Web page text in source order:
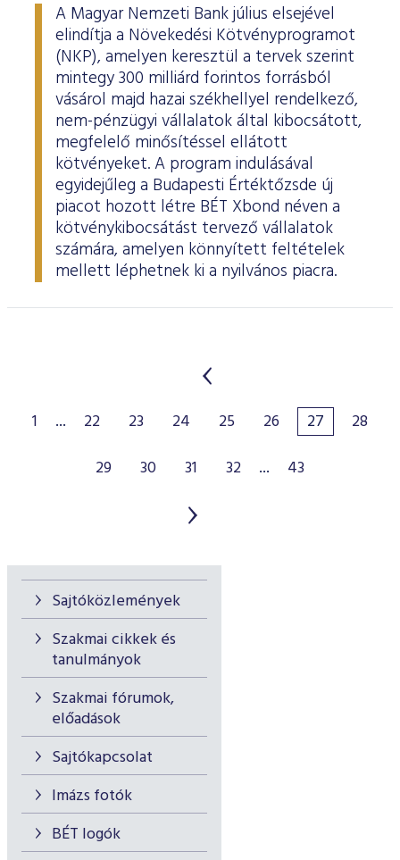
Sajtóközlemények
Szakmai cikkek és
tanulmányok
Szakmai fórumok,
előadások
Sajtókapcsolat
Imázs fotók
BÉT logók
A Magyar Nemzeti Bank július elsejével
elindítja a Növekedési Kötvényprogramot
(NKP), amelyen keresztül a tervek szerint
mintegy 300 milliárd forintos forrásból
vásárol majd hazai székhellyel rendelkező,
nem-pénzügyi vállalatok által kibocsátott,
megfelelő minősítéssel ellátott
kötvényeket. A program indulásával
egyidejűleg a Budapesti Értéktőzsde új
piacot hozott létre BÉT Xbond néven a
kötvénykibocsátást tervező vállalatok
számára, amelyen könnyített feltételek
mellett léphetnek ki a nyilvános piacra.
1 ... 22 23 24 25 26 27
28
29
30 31 32 ... 43